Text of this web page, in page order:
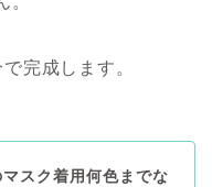
完成します。
スク着用何色までな